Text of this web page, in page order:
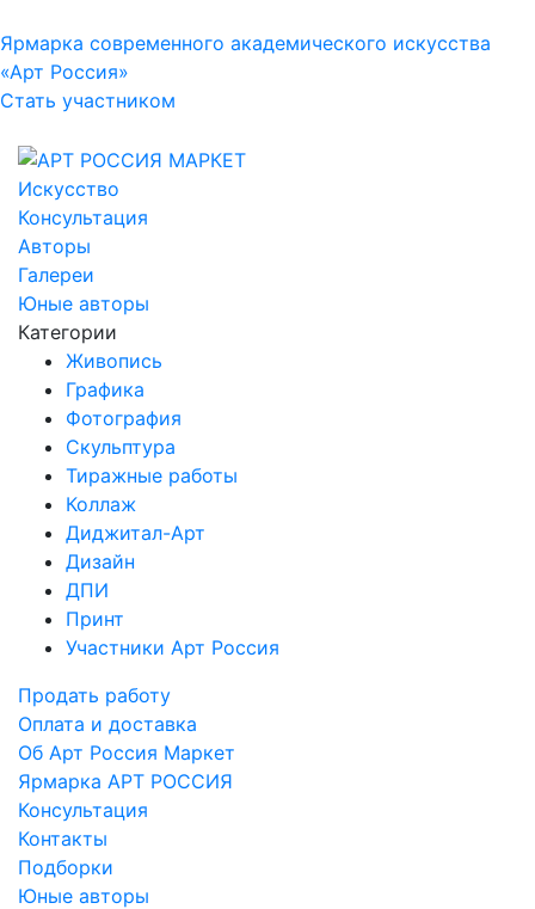
Ярмарка современного академического искусства
«Арт Россия»
Стать участником
Искусство
Консультация
Авторы
Галереи
Юные авторы
Категории
Живопись
Графика
Фотография
Скульптура
Тиражные работы
Коллаж
Диджитал-Арт
Дизайн
ДПИ
Принт
Участники Арт Россия
Продать работу
Оплата и доставка
Об Арт Россия Маркет
Ярмарка АРТ РОССИЯ
Консультация
Контакты
Подборки
Юные авторы